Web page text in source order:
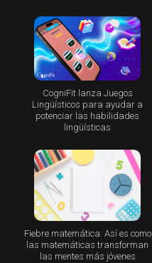
CogniFit lanza Juegos
Lingüísticos para ayudar a
potenciar las habilidades
lingüísticas
Fiebre matemática: Así es como
las matemáticas transforman
las mentes más jóvenes